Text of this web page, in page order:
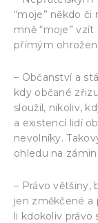
“moje” někdo či
mně “moje”
přímým
– Občanství a
kdy občané
sloužil, nikoliv,
a existencí lidí
nevolníky.
ohledu na
– Právo většiny,
jen změkčené a
li kdokoliv právo